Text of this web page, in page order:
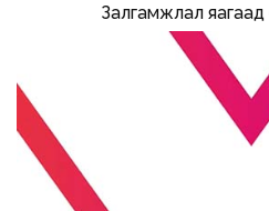
Залгамжлал яагаад